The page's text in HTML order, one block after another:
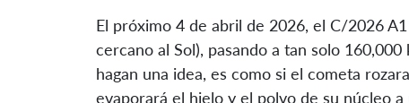
El próximo 4 de abril de 2026, el C/2026
cercano al Sol), pasando a tan solo
hagan una idea, es como si el cometa
evaporará el hielo y el polvo de su núcleo